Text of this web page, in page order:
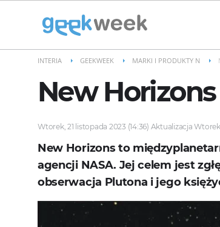
INTERIA GEEKWEEK MARKI I PRODUKTY N
New Horizons
Wtorek, 21 listopada 2023 (14:36) Aktualizacja
New Horizons to
agencji NASA. Jej celem jest
obserwacja Plutona i jego